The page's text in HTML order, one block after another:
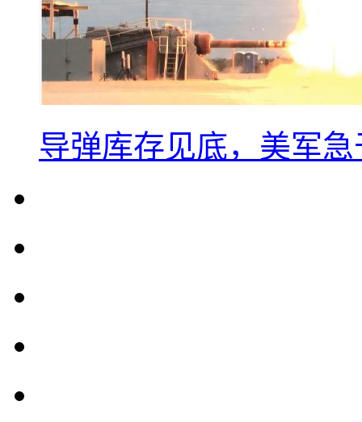
导弹库存见底，美军